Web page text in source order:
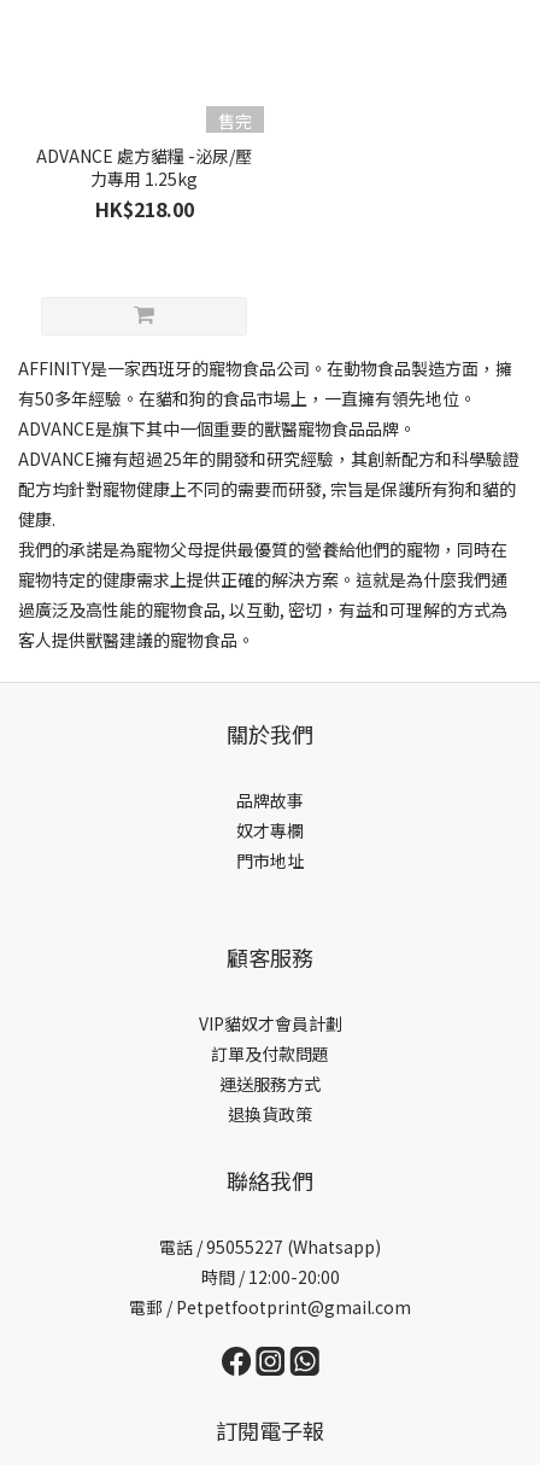
售完
ADVANCE 處方貓糧 -泌尿/壓
力專用 1.25kg
HK$218.00
AFFINITY是一家西班牙的寵物食品公司。在動物食品製造方面，擁
有50多年經驗。在貓和狗的食品市場上，一直擁有領先地位。
ADVANCE是旗下其中一個重要的獸醫寵物食品品牌。
ADVANCE擁有超過25年的開發和研究經驗，其創新配方和科學驗證
配方均針對寵物健康上不同的需要而研發, 宗旨是保護所有狗和貓的
健康.
我們的承諾是為寵物父母提供最優質的營養給他們的寵物，同時在
寵物特定的健康需求上提供正確的解決方案。這就是為什麼我們通
過廣泛及高性能的寵物食品, 以互動, 密切，有益和可理解的方式為
客人提供獸醫建議的寵物食品。
關於我們
品牌故事
奴才專欄
門市地址
顧客服務
VIP貓奴才會員計劃
訂單及付款問題
運送服務方式
退換貨政策
聯絡我們
電話 /95055227 (Whatsapp)
時間 / 12:00-20:00
電郵 / Petpetfootprint@gmail.com
訂閱電子報